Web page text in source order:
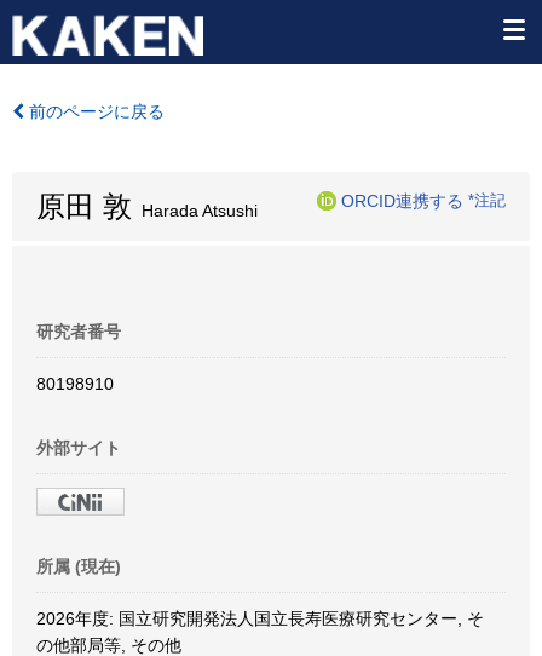
前のページに戻る
原田 敦 Harada Atsushi
ORCID連携する *注記
研究者番号
80198910
外部サイト
所属 (現在)
2026年度: 国立研究開発法人国立長寿医療研究センター, そ
の他部局等, その他